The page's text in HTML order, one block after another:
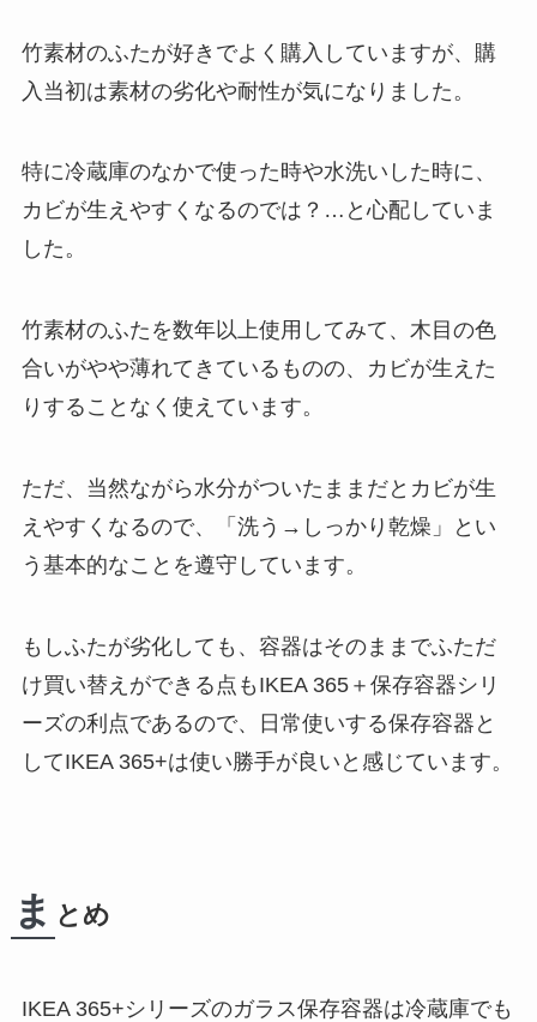
竹素材のふたが好きでよく購入していますが、購
入当初は素材の劣化や耐性が気になりました。
特に冷蔵庫のなかで使った時や水洗いした時に、
カビが生えやすくなるのでは？…と心配していま
した。
竹素材のふたを数年以上使用してみて、木目の色
合いがやや薄れてきているものの、カビが生えた
りすることなく使えています。
ただ、当然ながら水分がついたままだとカビが生
えやすくなるので、
「洗う→しっかり乾燥」
とい
う基本的なことを遵守しています。
もしふたが劣化しても、容器はそのままでふただ
け買い替えができる点もIKEA 365＋保存容器シリ
ーズの利点であるので、日常使いする保存容器と
してIKEA 365+は使い勝手が良いと感じています。
ま とめ
IKEA 365+シリーズのガラス保存容器は冷蔵庫でも